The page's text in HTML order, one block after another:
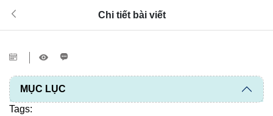
Chi tiết bài viết
MỤC LỤC
Tags: